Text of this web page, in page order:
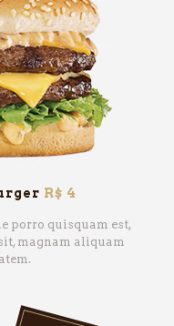
R$ 4
porro quisquam est,
magnam aliquam